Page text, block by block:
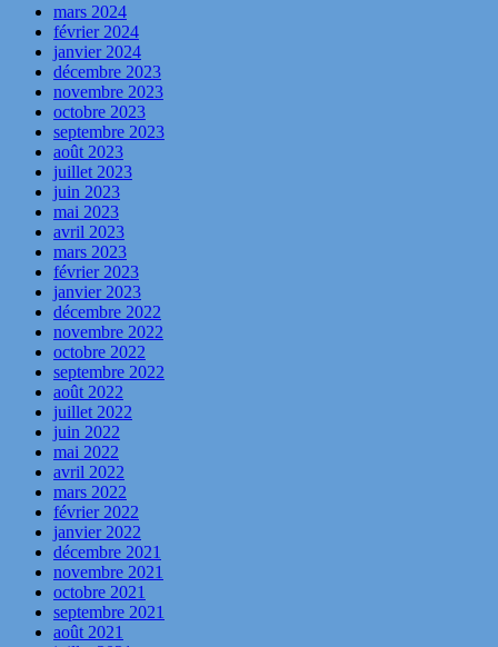
mars 2024
février 2024
janvier 2024
décembre 2023
novembre 2023
octobre 2023
septembre 2023
août 2023
juillet 2023
juin 2023
mai 2023
avril 2023
mars 2023
février 2023
janvier 2023
décembre 2022
novembre 2022
octobre 2022
septembre 2022
août 2022
juillet 2022
juin 2022
mai 2022
avril 2022
mars 2022
février 2022
janvier 2022
décembre 2021
novembre 2021
octobre 2021
septembre 2021
août 2021